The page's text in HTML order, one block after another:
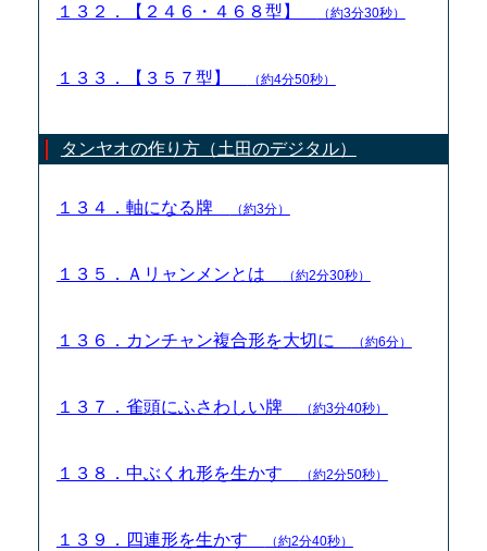
１３２．【２４６・４６８型】 （約3分30秒）
１３３．【３５７型】 （約4分50秒）
タンヤオの作り方（土田のデジタル）
１３４．軸になる牌 （約3分）
１３５．Ａリャンメンとは （約2分30秒）
１３６．カンチャン複合形を大切に （約6分）
１３７．雀頭にふさわしい牌 （約3分40秒）
１３８．中ぶくれ形を生かす （約2分50秒）
１３９．四連形を生かす （約2分40秒）